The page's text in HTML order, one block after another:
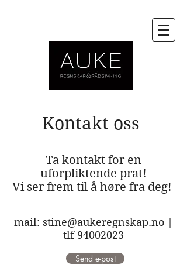
Kontakt oss
mail: stine@aukeregnskap.no
tlf 94002023
Ta kontakt for en
uforpliktende prat!
Vi ser frem til å høre fra deg!
Send e-post